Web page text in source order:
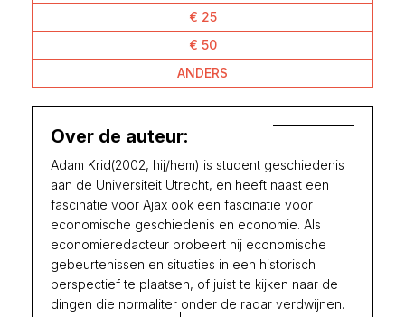
€ 25
€ 50
ANDERS
Over de auteur:
Adam Krid(2002, hij/hem) is student geschiedenis
aan de Universiteit Utrecht, en heeft naast een
fascinatie voor Ajax ook een fascinatie voor
economische geschiedenis en economie. Als
economieredacteur probeert hij economische
gebeurtenissen en situaties in een historisch
perspectief te plaatsen, of juist te kijken naar de
dingen die normaliter onder de radar verdwijnen.